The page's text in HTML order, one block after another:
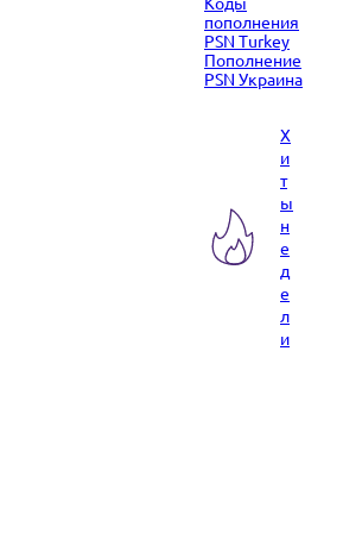
пополнения
PSN Turkey
Пополнение
PSN Украина
Х
и
т
ы
н
е
д
е
л
и